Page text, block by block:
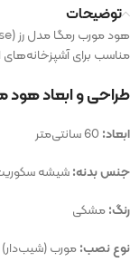
توضیحات
مناسب برای
طراحی و ابعاد هود
ابعاد:
جنس بدنه:شیشه
رنگ:مشکی
نوع نصب:مورب (شیب‌دار)